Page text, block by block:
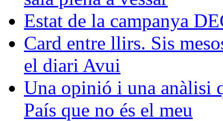
Estat de la campanya
Card entre llirs. Sis
el diari Avui
Una opinió i una anàlisi
País que no és el meu